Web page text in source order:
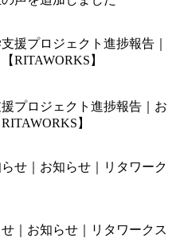
プロジェクト進捗報告｜お
】
｜お知らせ｜リタワークス